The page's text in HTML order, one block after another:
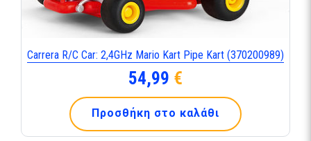
Carrera R/C Car: 2,4GHz Mario Kart Pipe Kart (370200989)
54,99 €
Προσθήκη στο καλάθι